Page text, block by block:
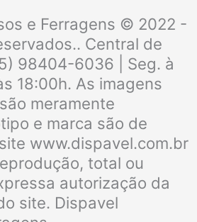
e Ferragens © 2022 -
Central de
98404-6036 | Seg. à
18:00h. As imagens
meramente
e marca são de
www.dispavel.com.br
total ou
autorização da
site. Dispavel